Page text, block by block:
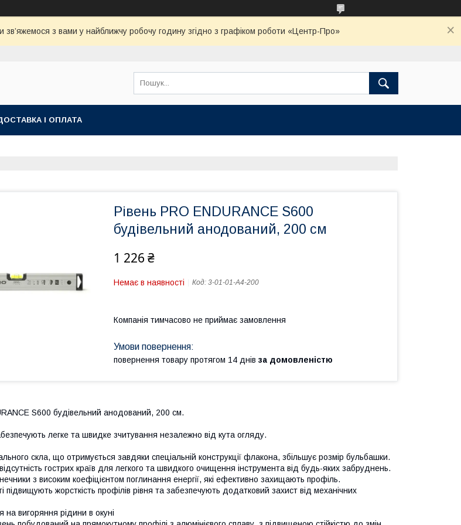
з вами у найближчу робочу годину згідно з графіком роботи «Центр-Про»
І ОПЛАТА
Рівень PRO ENDURANCE S600
будівельний анодований, 200 см
1 226 ₴
Немає в наявності Код: 3-01-01-A4-200
Компанія тимчасово не приймає замовлення
повернення товару протягом 14 днів за домовленістю
S600 будівельний анодований, 200 см.
легке та швидке зчитування незалежно від кута огляду.
скла, що отримується завдяки спеціальній конструкції флакона, збільшує розмір бульбашки.
гострих країв для легкого та швидкого очищення інструмента від будь-яких забруднень.
з високим коефіцієнтом поглинання енергії, які ефективно захищають профіль.
підвищують жорсткість профілів рівня та забезпечують додатковий захист від механічних
на вигоряння рідини в окуні